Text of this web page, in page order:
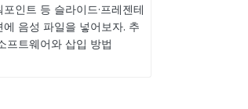
포인트 등 슬라이드·프레젠테
에 음성 파일을 넣어보자. 추
프트웨어와 삽입 방법